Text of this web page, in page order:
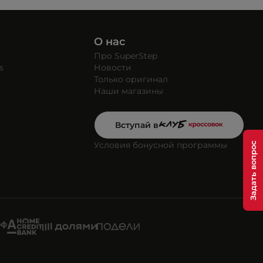
О нас
Про SuperStep
Новости
Только оригинал
Наши магазины
Вступай в
Условия бонусной программы